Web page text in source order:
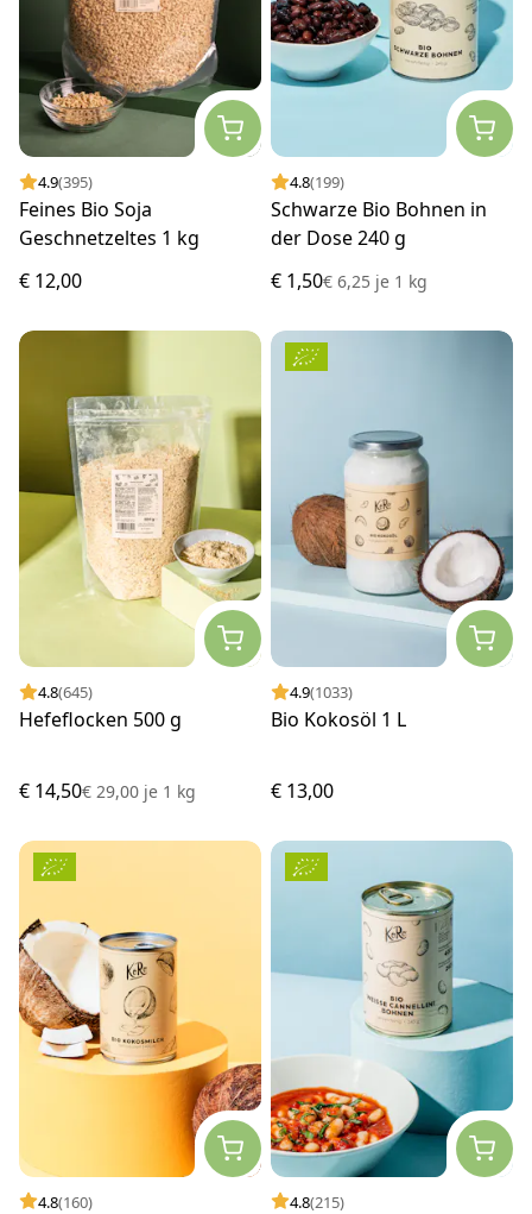
4.9(395)
Feines Bio Soja
Geschnetzeltes 1 kg
€ 12,00
4.8(199)
Schwarze Bio Bohnen in
der Dose 240 g
€ 1,50€ 6,25 je 1 kg
4.8(645)
Hefeflocken 500 g
€ 14,50€ 29,00 je 1 kg
4.9(1033)
Bio Kokosöl 1 L
€ 13,00
4.8(160) 4.8(215)